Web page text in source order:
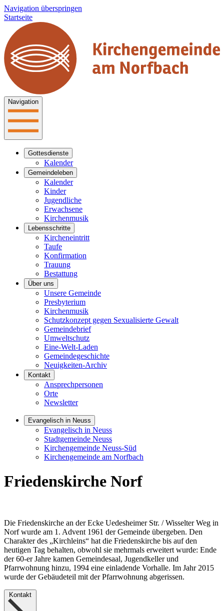
Navigation überspringen
Startseite
Navigation
Gottesdienste
Kalender
Gemeindeleben
Kalender
Kinder
Jugendliche
Erwachsene
Kirchenmusik
Lebensschritte
Kircheneintritt
Taufe
Konfirmation
Trauung
Bestattung
Über uns
Unsere Gemeinde
Presbyterium
Kirchenmusik
Schutzkonzept gegen Sexualisierte Gewalt
Gemeindebrief
Umweltschutz
Eine-Welt-Laden
Gemeindegeschichte
Neuigkeiten-Archiv
Kontakt
Ansprechpersonen
Orte
Newsletter
Evangelisch in Neuss
Evangelisch in Neuss
Stadtgemeinde Neuss
Kirchengemeinde Neuss-Süd
Kirchengemeinde am Norfbach
Friedenskirche Norf
Die Friedenskirche an der Ecke Uedesheimer Str. / Wisselter Weg in
Norf wurde am 1. Advent 1961 der Gemeinde übergeben. Den
Charakter des „Kirchleins“ hat die Friedenskirche bis auf den
heutigen Tag behalten, obwohl sie mehrmals erweitert wurde: Ende
der 60-er Jahre kamen Gemeindesaal, Jugendkeller und
Pfarrwohnung hinzu, 1994 eine einladende Vorhalle. Im Jahr 2015
wurde der Gebäudeteil mit der Pfarrwohnung abgerissen.